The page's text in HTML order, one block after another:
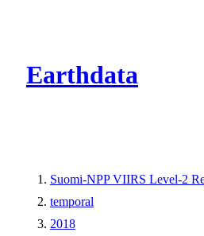
Earthdata
Suomi-NPP VIIRS Level-2
temporal
2018